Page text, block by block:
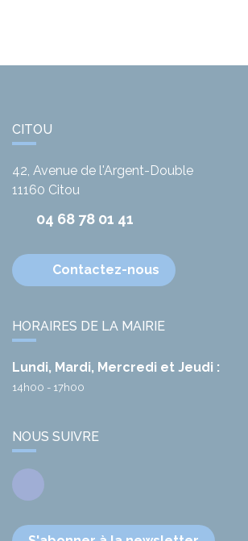
CITOU
42, Avenue de l'Argent-Double
11160 Citou
04 68 78 01 41
Contactez-nous
HORAIRES DE LA MAIRIE
Lundi, Mardi, Mercredi et Jeudi :
14h00 - 17h00
NOUS SUIVRE
Facebook